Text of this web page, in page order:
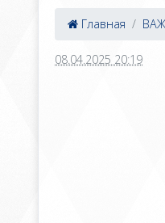
Главная
08.04.2025 20:19